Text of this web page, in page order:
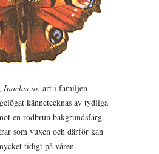
Inachis io, art i familjen
kännetecknas av tydliga
en rödbrun bakgrundsfärg.
som vuxen och därför kan
tidigt på våren.